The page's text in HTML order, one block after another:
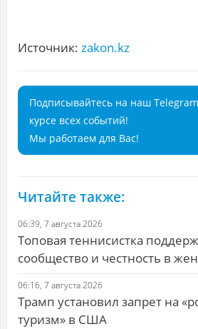
Источник: zakon.kz
Подписывайтесь на наш
курсе всех событий!
Мы работаем для Вас!
Читайте также:
06:39, 7 августа 2026
Топовая теннисистка
сообщество и честность в
06:16, 7 августа 2026
Трамп установил запрет на
туризм» в США